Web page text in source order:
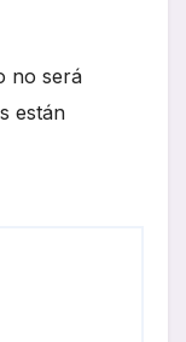
no será
están